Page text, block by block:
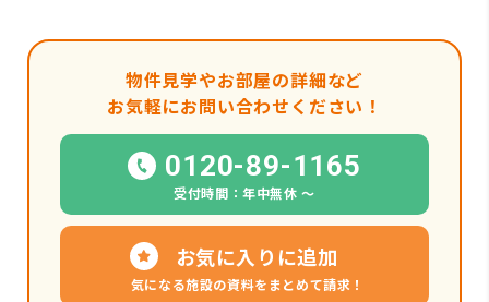
物件見学やお部屋の詳細など
お気軽にお問い合わせください！
0120-89-1165
受付時間：年中無休 〜
お気に入りに追加
気になる施設の資料をまとめて請求！